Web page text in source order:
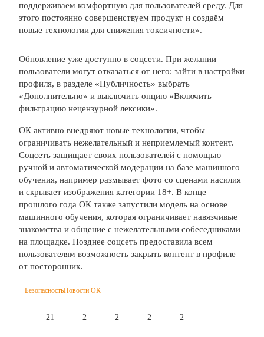
поддерживаем комфортную для пользователей среду. Для
этого постоянно совершенствуем продукт и создаём
новые технологии для снижения токсичности».
Обновление уже доступно в соцсети. При желании
пользователи могут отказаться от него: зайти в настройки
профиля, в разделе «Публичность» выбрать
«Дополнительно» и выключить опцию «Включить
фильтрацию нецензурной лексики».
ОК активно внедряют новые технологии, чтобы
ограничивать нежелательный и неприемлемый контент.
Соцсеть защищает своих пользователей с помощью
ручной и автоматической модерации на базе машинного
обучения, например размывает фото со сценами насилия
и скрывает изображения категории 18+. В конце
прошлого года ОК также запустили модель на основе
машинного обучения, которая ограничивает навязчивые
знакомства и общение с нежелательными собеседниками
на площадке. Позднее соцсеть предоставила всем
пользователям возможность закрыть контент в профиле
от посторонних.
БезопасностьНовости ОК
21 2 2 2 2